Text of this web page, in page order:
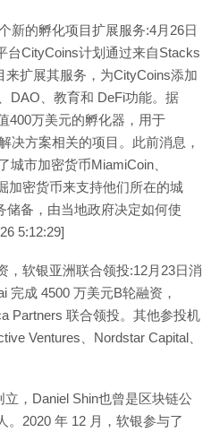
新的孵化项目扩展服务:4月26日
台CityCoins计划通过来自Stacks
来扩展其服务，为CityCoins添加
DAO、教育和 DeFi功能。据
400万美元的孵化器，用于
决方案相关的项目。此前消息，
城市加密货币MiamiCoin、
加密货币来支持他们所在的城
储备，由当地政府决定如何使
5:12:29]
，软银亚洲联合领投:12月23日消
完成 4500 万美元B轮融资，
Partners 联合领投。其他参投机
Ventures、Nordstar Capital、
，Daniel Shin也曾是区块链公
。2020 年 12 月，软银参与了